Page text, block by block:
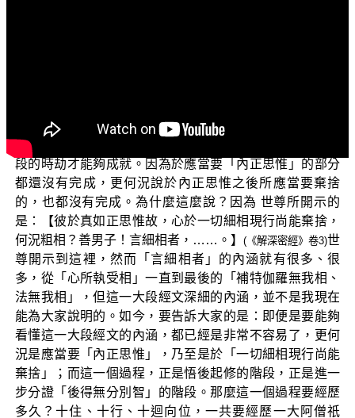
然而，這樣階位的菩薩所得的智慧，以及其所轉依的
境界，距離後面 世尊所開示的見道通達位，還要經過一大
段的時劫才能夠成就。因為於應當要「內正思惟」的部分
都還沒有完成，更何況說於內正思惟之後所應當要棄捨
的，也都沒有完成。為什麼這麼說？因為 世尊所開示的
是：【彼於真如正思惟故，心於一切細相現行尚能棄捨，
何況粗相？善男子！言細相者，……。】(《解深密經》卷3)世
尊開示到這裡，然而「言細相者」的內涵就有很多、很
多，從「心所執受相」一直到最後的「補特伽羅無我相、
法無我相」，但這一大段經文深細的內涵，並不是我現在
能為大家說明的。如今，要告訴大家的是：即便是要能夠
看懂這一大段經文的內涵，都已經是非常不容易了，更何
況是應當要「內正思惟」，乃至是於「一切細相現行尚能
棄捨」；而這一個過程，正是悟後起修的階段，正是進一
步分證「後得無分別智」的階段。那麼這一個過程要經歷
多久？十住、十行、十迴向位，一共要經歷一大阿僧祇